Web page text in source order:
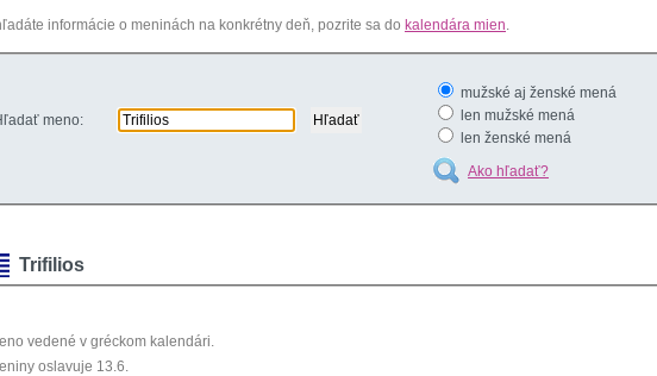
informácie o meninách na konkrétny deň, pozrite sa do kalendára mien.
meno:
mužské aj ženské mená
len mužské mená
len ženské mená
Ako hľadať?
Trifilios
vedené v gréckom kalendári.
oslavuje 13.6.